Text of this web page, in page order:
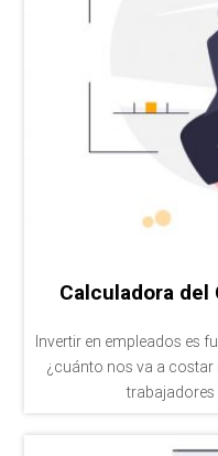
Calculadora del
Invertir en empleados es
¿cuánto nos va a costar
trabajadores